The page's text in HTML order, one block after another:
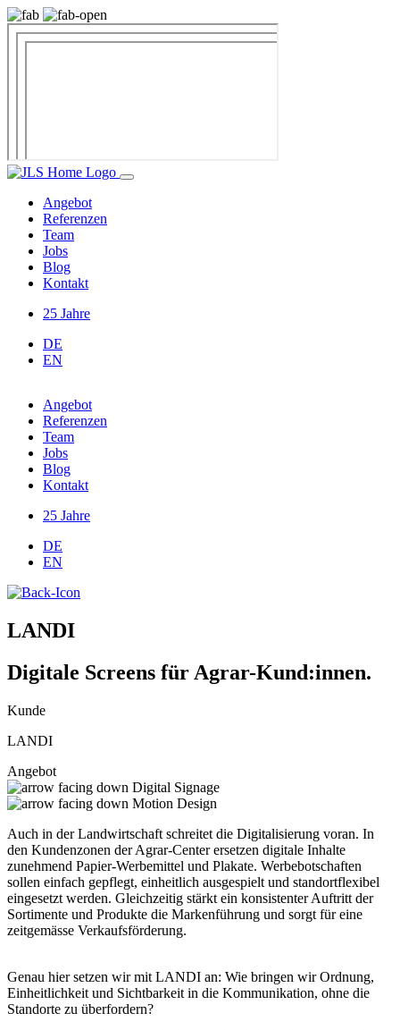
Angebot
Referenzen
Team
Jobs
Blog
Kontakt
25 Jahre
DE
EN
Angebot
Referenzen
Team
Jobs
Blog
Kontakt
25 Jahre
DE
EN
LANDI
Digitale Screens für Agrar-Kund:innen.
Kunde
LANDI
Angebot
Digital Signage
Motion Design
Auch in der Landwirtschaft schreitet die Digitalisierung voran. In
den Kundenzonen der Agrar-Center ersetzen digitale Inhalte
zunehmend Papier-Werbemittel und Plakate. Werbebotschaften
sollen einfach gepflegt, einheitlich ausgespielt und standortflexibel
eingesetzt werden. Gleichzeitig stärkt ein konsistenter Auftritt der
Sortimente und Produkte die Markenführung und sorgt für eine
zeitgemässe Verkaufsförderung.
Genau hier setzen wir mit LANDI an: Wie bringen wir Ordnung,
Einheitlichkeit und Sichtbarkeit in die Kommunikation, ohne die
Standorte zu überfordern?